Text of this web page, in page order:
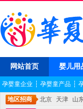
网站首页 婴儿用
孕婴童企业 ┆ 孕婴童产品 ┆
地区招商 北京 天津 山